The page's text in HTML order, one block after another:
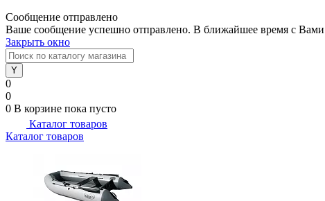
Сообщение отправлено
Ваше сообщение успешно отправлено. В ближайшее время с Вами
Закрыть окно
0
0
0 В корзине пока пусто
Каталог товаров
Каталог товаров